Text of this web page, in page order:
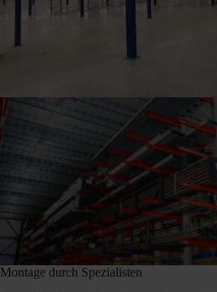
Montage durch Spezialisten